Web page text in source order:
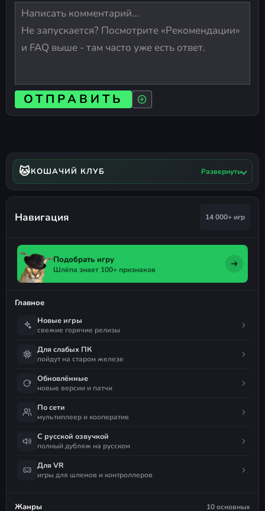
ОТПРАВИТЬ
🐱КОШАЧИЙ КЛУБ Развернуть
Навигация 14 000+ игр
Подобрать игру
Шлёпа знает 100+ признаков
Главное
Новые игры
свежие горячие релизы
Для слабых ПК
пойдут на старом железе
Обновлённые
новые версии и патчи
По сети
мультиплеер и кооператив
С русской озвучкой
полный дубляж на русском
Для VR
игры для шлемов и контроллеров
Жанры 10 основных